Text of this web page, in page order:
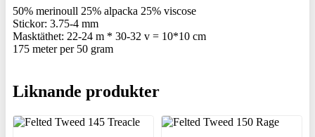
50% merinoull 25% alpacka 25% viscose
Stickor: 3.75-4 mm
Masktäthet: 22-24 m * 30-32 v = 10*10 cm
175 meter per 50 gram
Liknande produkter